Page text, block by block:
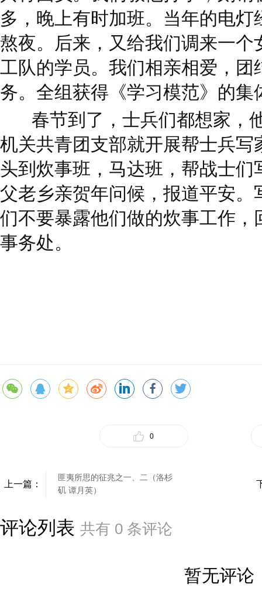
多，晚上有时加班。当年的电
熬夜。后来，又给我们调来一
工队的学员。我们相亲相爱，团
务。全组获得《学习模范》的集
春节到了，士兵们都想家，
机关共青团支部就开展帮士兵写
头到炊事班，马达班，帮战士
父老乡亲贺年问候，报道平安。
们不要暴露他们做的炊事工作，
事务处。
0
上一篇：
匪夷所思的征兆之一、二（洛杉
矶 谭月英）
评论列表 共有 0 条评论
暂无评论